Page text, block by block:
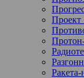
Проект